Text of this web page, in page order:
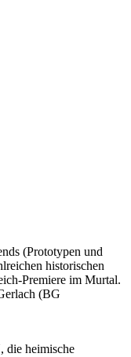
(Prototypen und
historischen
Premiere im Murtal.
(BG
die heimische